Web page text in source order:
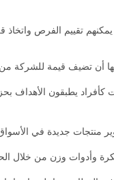
تقييم الفرص واتخاذ
أن تضيف قيمة للشركة من
كأفراد يطبقون الأهداف
جديدة في الأسواق
وأدوات وزن من خلال